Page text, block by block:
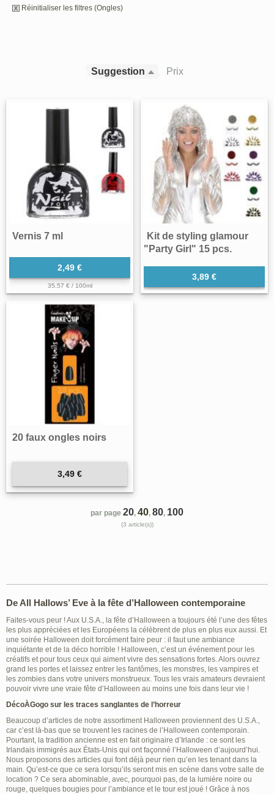
Réinitialiser les filtres (Ongles)
Suggestion Prix
Vernis 7 ml
2,49 €
35,57 € / 100ml
Kit de styling glamour
"Party Girl" 15 pcs.
3,89 €
20 faux ongles noirs
3,49 €
par page 20, 40, 80, 100
(3 article(s))
De All Hallows’ Eve à la fête d’Halloween contemporaine
Faites-vous peur ! Aux U.S.A., la fête d’Halloween a toujours été l’une des fêtes
les plus appréciées et les Européens la célèbrent de plus en plus eux aussi. Et
une soirée Halloween doit forcément faire peur : il faut une ambiance
inquiétante et de la déco horrible ! Halloween, c’est un événement pour les
créatifs et pour tous ceux qui aiment vivre des sensations fortes. Alors ouvrez
grand les portes et laissez entrer les fantômes, les monstres, les vampires et
les zombies dans votre univers monstrueux. Tous les vrais amateurs devraient
pouvoir vivre une vraie fête d’Halloween au moins une fois dans leur vie !
DécoÀGogo sur les traces sanglantes de l’horreur
Beaucoup d’articles de notre assortiment Halloween proviennent des U.S.A.,
car c’est là-bas que se trouvent les racines de l’Halloween contemporain.
Pourtant, la tradition ancienne est en fait originaire d’Irlande : ce sont les
Irlandais immigrés aux États-Unis qui ont façonné l’Halloween d’aujourd’hui.
Nous proposons des articles qui font déjà peur rien qu’en les tenant dans la
main. Qu’est-ce que ce sera lorsqu’ils seront mis en scène dans votre salle de
location ? Ce sera abominable, avec, pourquoi pas, de la lumière noire ou
rouge, quelques bougies pour l’ambiance et le tour est joué ! Grâce à nos